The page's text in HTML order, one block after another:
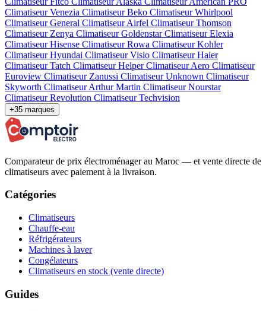
Climatiseur Venezia Climatiseur Beko Climatiseur Whirlpool
Climatiseur General Climatiseur Airfel Climatiseur Thomson
Climatiseur Zenya Climatiseur GoldenstarClimatiseur Elexia
Climatiseur Hisense Climatiseur Rowa Climatiseur Kohler
Climatiseur Hyundai Climatiseur Visio Climatiseur Haier
Climatiseur Tatch Climatiseur HelperClimatiseur Aero Climatiseur
Euroview Climatiseur Zanussi Climatiseur Unknown Climatiseur
Skyworth Climatiseur Arthur Martin Climatiseur Nourstar
Climatiseur Revolution Climatiseur Techvision
+35 marques
Comparateur de prix électroménager au Maroc — et vente directe de
climatiseurs avec paiement à la livraison.
Catégories
Climatiseurs
Chauffe-eau
Réfrigérateurs
Machines à laver
Congélateurs
Climatiseurs en stock (vente directe)
Guides